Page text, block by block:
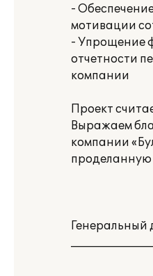
-
мотивации
- Упрощение
отчетности
компании
Проект
Выражаем
компании
проделанную
Генеральный